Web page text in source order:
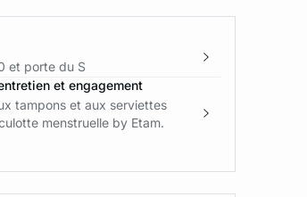
et porte du S
et engagement
tampons et aux serviettes
menstruelle by Etam.